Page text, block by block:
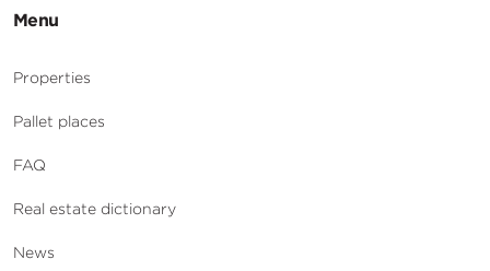
Menu
Properties
Pallet places
FAQ
Real estate dictionary
News